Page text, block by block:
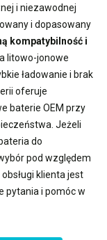
i niezawodnej
i dopasowany
kompatybilność i
litowo-jonowe
ładowanie i brak
oferuje
baterie OEM przy
Jeżeli
do
pod względem
klienta jest
pytania i pomóc w